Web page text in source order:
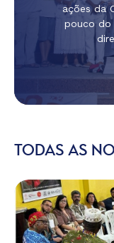
ações da
pouco do
TODAS AS